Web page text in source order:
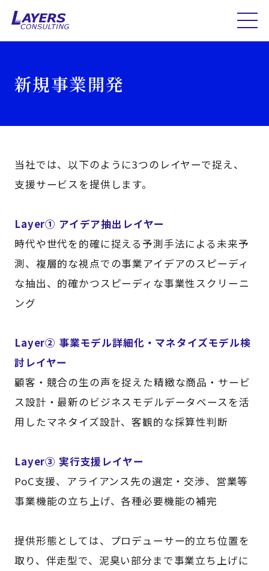
新規事業開発
当社では、以下のように3つのレイヤーで捉え、
支援サービスを提供します。
Layer① アイデア抽出レイヤー
時代や世代を的確に捉える予測手法による未来予
測、複層的な視点での事業アイデアのスピーディ
な抽出、的確かつスピーディな事業性スクリーニ
ング
Layer② 事業モデル詳細化・マネタイズモデル検
討レイヤー
顧客・競合の生の声を捉えた精緻な商品・サービ
ス設計・最新のビジネスモデルデータベースを活
用したマネタイズ設計、客観的な採算性判断
Layer③ 実行支援レイヤー
PoC支援、アライアンス先の選定・交渉、営業等
事業機能の立ち上げ、各種必要機能の補完
提供形態としては、プロデューサー的立ち位置を
取り、伴走型で、泥臭い部分まで事業立ち上げに